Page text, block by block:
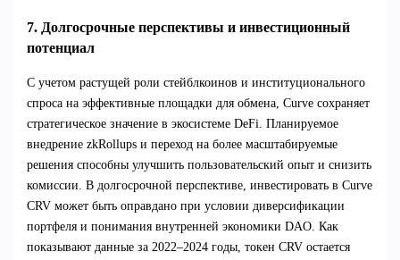
7. Долгосрочные перспективы и инвестиционный
потенциал
С учетом растущей роли стейблкоинов и институционального
спроса на эффективные площадки для обмена, Curve сохраняет
стратегическое значение в экосистеме DeFi. Планируемое
внедрение zkRollups и переход на более масштабируемые
решения способны улучшить пользовательский опыт и снизить
комиссии. В долгосрочной перспективе, инвестировать в Curve
CRV может быть оправдано при условии диверсификации
портфеля и понимания внутренней экономики DAO. Как
показывают данные за 2022–2024 годы, токен CRV остается